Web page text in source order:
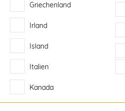
Griechenland
Irland
Island
Italien
Kanada